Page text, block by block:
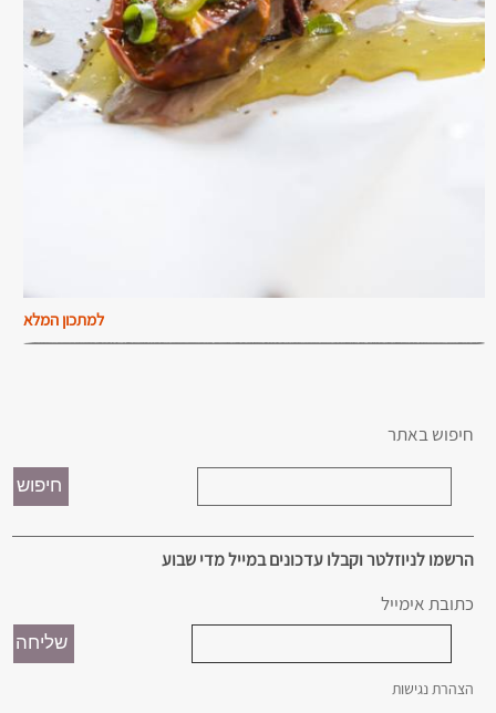
למתכון המלא
חיפוש באתר
הרשמו לניוזלטר וקבלו עדכונים במייל מדי שבוע
כתובת אימייל
הצהרת נגישות